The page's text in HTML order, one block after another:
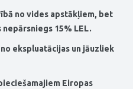
no vides apstākļiem, bet
15% LEL.
ekspluatācijas un jāuzliek
Eiropas